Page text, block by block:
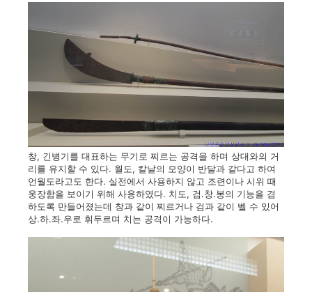
창, 긴병기를 대표하는 무기로 찌르는 공격을 하며 상대와의 거
리를 유지할 수 있다. 월도, 칼날의 모양이 반달과 같다고 하여
언월도라고도 한다. 실전에서 사용하지 않고 조련이나 시위 때
웅장함을 보이기 위해 사용하였다. 치도, 검.창.봉의 기능을 겸
하도록 만들어졌는데 창과 같이 찌르거나 검과 같이 벨 수 있어
상.하.좌.우로 휘두르며 치는 공격이 가능하다.